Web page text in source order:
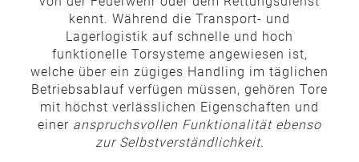
kennt. Während die Transport- und
Lagerlogistik auf schnelle und hoch
funktionelle Torsysteme angewiesen ist,
welche über ein zügiges Handling im täglichen
Betriebsablauf verfügen müssen, gehören Tore
mit höchst verlässlichen Eigenschaften und
einer anspruchsvollen Funktionalität ebenso
zur Selbstverständlichkeit.